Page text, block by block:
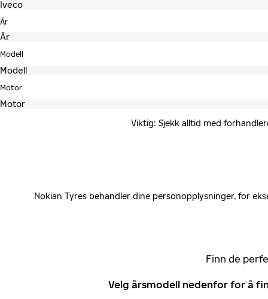
År
Modell
Motor
Viktig: Sjekk alltid med
Nokian Tyres behandler dine personopplysninger, for
Finn de
Velg årsmodell nedenfor for å